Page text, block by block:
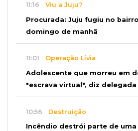
11:16 Viu a Juju?
Procurada: Juju fugiu no
domingo de manhã
11:01 Operação Lívia
Adolescente que morreu em
"escrava virtual", diz delegada
10:56 Destruição
Incêndio destrói parte de